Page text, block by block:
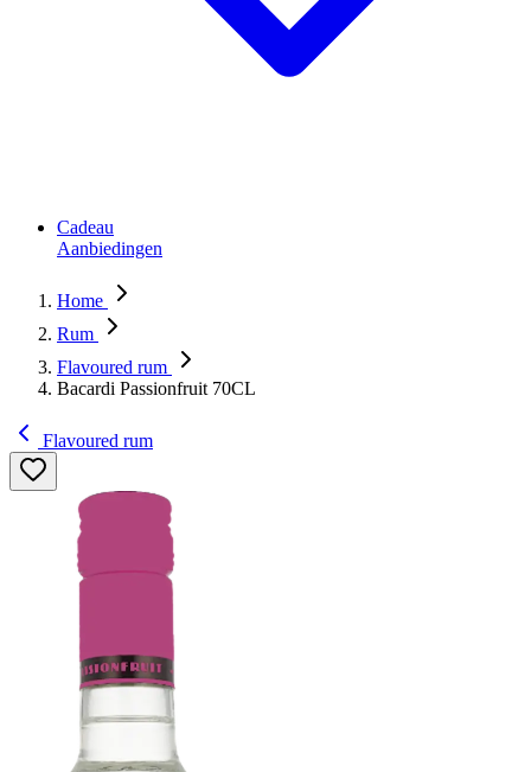
Cadeau
Aanbiedingen
Home
Rum
Flavoured rum
Bacardi Passionfruit 70CL
Flavoured rum